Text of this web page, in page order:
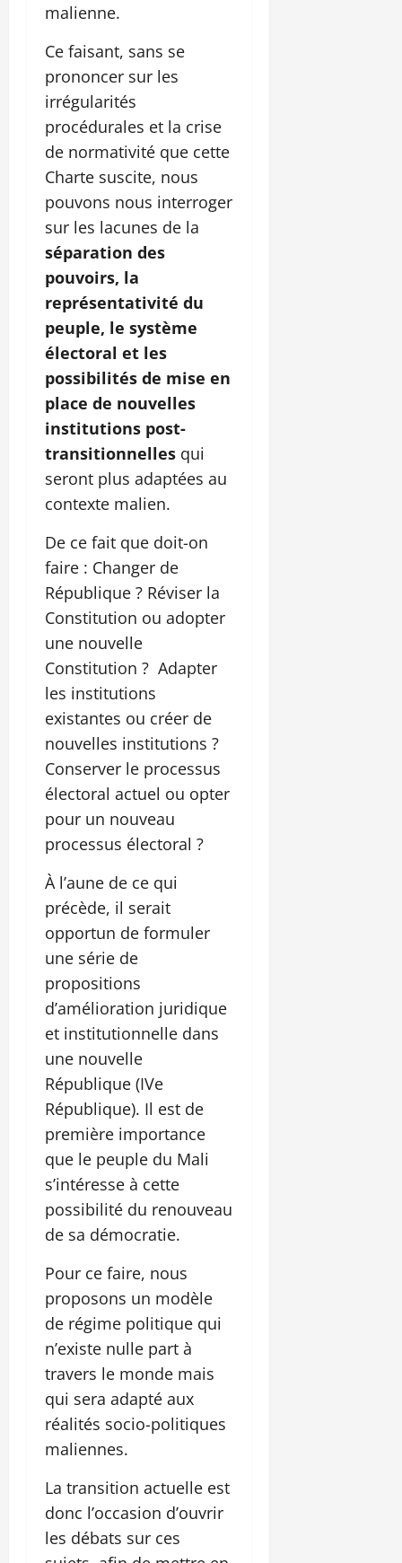
malienne.
Ce faisant, sans se
prononcer sur les
irrégularités
procédurales et la crise
de normativité que cette
Charte suscite, nous
pouvons nous interroger
sur les lacunes de la
séparation des
pouvoirs, la
représentativité du
peuple, le système
électoral et les
possibilités de mise en
place de nouvelles
institutions post-
transitionnelles qui
seront plus adaptées au
contexte malien.
De ce fait que doit-on
faire : Changer de
République ? Réviser la
Constitution ou adopter
une nouvelle
Constitution ? Adapter
les institutions
existantes ou créer de
nouvelles institutions ?
Conserver le processus
électoral actuel ou opter
pour un nouveau
processus électoral ?
À l’aune de ce qui
précède, il serait
opportun de formuler
une série de
propositions
d’amélioration juridique
et institutionnelle dans
une nouvelle
République (IVe
République). Il est de
première importance
que le peuple du Mali
s’intéresse à cette
possibilité du renouveau
de sa démocratie.
Pour ce faire, nous
proposons un modèle
de régime politique qui
n’existe nulle part à
travers le monde mais
qui sera adapté aux
réalités socio-politiques
maliennes.
La transition actuelle est
donc l’occasion d’ouvrir
les débats sur ces